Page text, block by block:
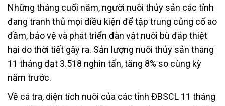
Những tháng cuối năm, người nuôi thủy sản các tỉnh
đang tranh thủ mọi điều kiện để tập trung củng cố ao
đầm, bảo vệ và phát triển đàn vật nuôi bù đắp thiệt
hại do thời tiết gây ra. Sản lượng nuôi thủy sản tháng
11 tháng đạt 3.518 nghìn tấn, tăng 8% so cùng kỳ
năm trước.
Về cá tra, diện tích nuôi của các tỉnh ĐBSCL 11 tháng